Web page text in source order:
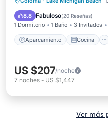
8.8 Fabuloso(20 Reseñas)
1 Dormitorio 1 Baño 3 Invitados
Aparcamiento Cocina
Aire acondicionado
US $207/noche
7 noches - US $1,447
Ver más